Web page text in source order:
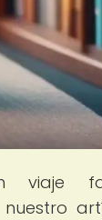
viaje